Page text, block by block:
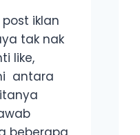
iklan
tak nak
like,
antara